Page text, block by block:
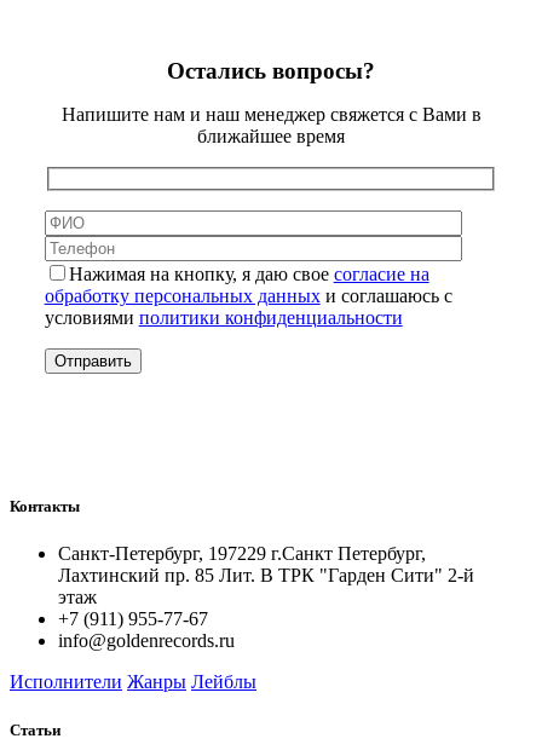
Остались вопросы?
Напишите нам и наш менеджер свяжется с Вами в
ближайшее время
Нажимая на кнопку, я даю свое согласие на
обработку персональных данныхи соглашаюсь с
условиями политики конфиденциальности
Контакты
Санкт-Петербург, 197229 г.Санкт Петербург,
Лахтинский пр. 85 Лит. B ТРК "Гарден Сити" 2-й
этаж
+7 (911) 955-77-67
info@goldenrecords.ru
Исполнители Жанры Лейблы
Статьи